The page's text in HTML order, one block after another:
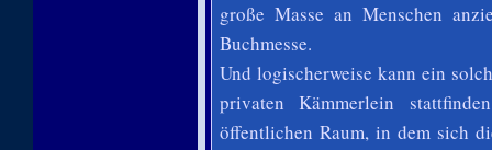
große Masse an Menschen
Buchmesse.
Und logischerweise kann ein
privaten Kämmerlein
öffentlichen Raum, in dem sich